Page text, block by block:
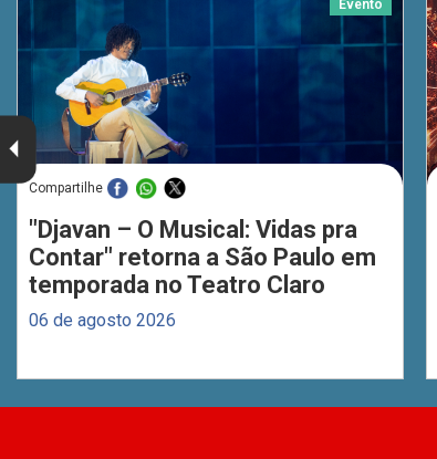
Evento
Compartilhe
"Djavan – O Musical: Vidas pra
Contar" retorna a São Paulo em
temporada no Teatro Claro
06 de agosto 2026